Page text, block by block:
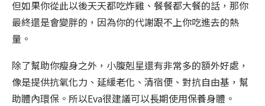
但如果你從此以後天天都吃炸雞、餐餐都大餐的話，那你
最終還是會變胖的，因為你的代謝跟不上你吃進去的熱
量。
除了幫助你瘦身之外，小腹剋星還有非常多的額外好處，
像是提供抗氧化力、延緩老化、清宿便、對抗自由基，幫
助體內環保。所以Eva很建議可以長期使用保養身體。